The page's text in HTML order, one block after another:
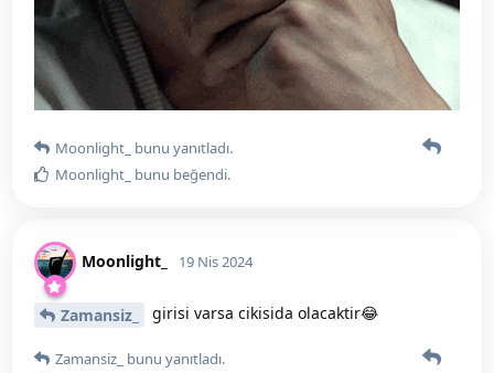
Moonlight_ bunu yanıtladı.
Moonlight_ bunu beğendi.
Moonlight_ 19 Nis 2024
Zamansiz_ girisi varsa cikisida olacaktir😂
Zamansiz_ bunu yanıtladı.